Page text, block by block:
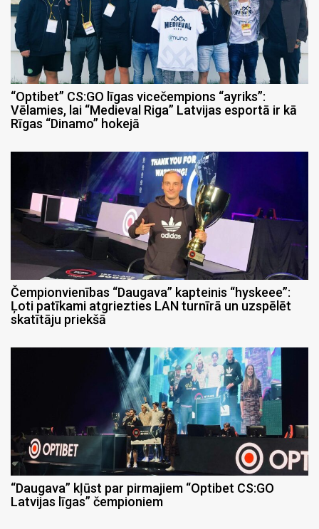
“Optibet” CS:GO līgas vicečempions “ayriks”:
Vēlamies, lai “Medieval Riga” Latvijas esportā ir kā
Rīgas “Dinamo” hokejā
Čempionvienības “Daugava” kapteinis “hyskeee”:
Ļoti patīkami atgriezties LAN turnīrā un uzspēlēt
skatītāju priekšā
“Daugava” kļūst par pirmajiem “Optibet CS:GO
Latvijas līgas” čempioniem